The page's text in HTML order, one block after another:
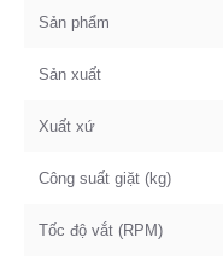
Sản phẩm
Sản xuất
Xuất xứ
Công suất giặt (kg)
Tốc độ vắt (RPM)